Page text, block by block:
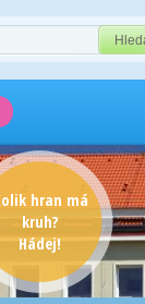
hran má
kruh?
Hádej!